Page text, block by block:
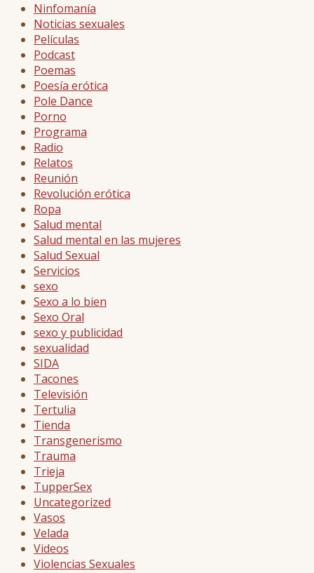
Ninfomanía
Noticias sexuales
Películas
Podcast
Poemas
Poesía erótica
Pole Dance
Porno
Programa
Radio
Relatos
Reunión
Revolución erótica
Ropa
Salud mental
Salud mental en las mujeres
Salud Sexual
Servicios
sexo
Sexo a lo bien
Sexo Oral
sexo y publicidad
sexualidad
SIDA
Tacones
Televisión
Tertulia
Tienda
Transgenerismo
Trauma
Trieja
TupperSex
Uncategorized
Vasos
Velada
Videos
Violencias Sexuales